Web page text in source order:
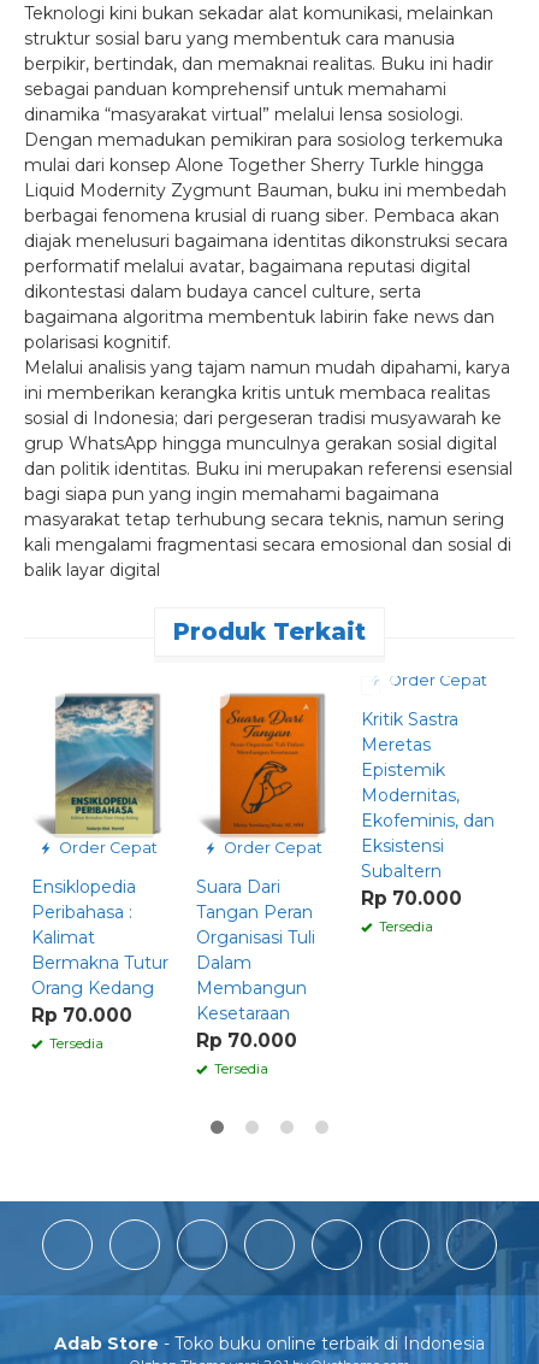
Teknologi kini bukan sekadar alat komunikasi, melainkan
struktur sosial baru yang membentuk cara manusia
berpikir, bertindak, dan memaknai realitas. Buku ini hadir
sebagai panduan komprehensif untuk memahami
dinamika “masyarakat virtual” melalui lensa sosiologi.
Dengan memadukan pemikiran para sosiolog terkemuka
mulai dari konsep Alone Together Sherry Turkle hingga
Liquid Modernity Zygmunt Bauman, buku ini membedah
berbagai fenomena krusial di ruang siber. Pembaca akan
diajak menelusuri bagaimana identitas dikonstruksi secara
performatif melalui avatar, bagaimana reputasi digital
dikontestasi dalam budaya cancel culture, serta
bagaimana algoritma membentuk labirin fake news dan
polarisasi kognitif.
Melalui analisis yang tajam namun mudah dipahami, karya
ini memberikan kerangka kritis untuk membaca realitas
sosial di Indonesia; dari pergeseran tradisi musyawarah ke
grup WhatsApp hingga munculnya gerakan sosial digital
dan politik identitas. Buku ini merupakan referensi esensial
bagi siapa pun yang ingin memahami bagaimana
masyarakat tetap terhubung secara teknis, namun sering
kali mengalami fragmentasi secara emosional dan sosial di
balik layar digital
Produk Terkait
Order Cepat
Ensiklopedia
Peribahasa :
Kalimat
Bermakna Tutur
Orang Kedang
Rp 70.000
Tersedia
Order Cepat
Suara Dari
Tangan Peran
Organisasi Tuli
Dalam
Membangun
Kesetaraan
Rp 70.000
Tersedia
Order Cepat
Kritik Sastra
Meretas
Epistemik
Modernitas,
Ekofeminis, dan
Eksistensi
Subaltern
Rp 70.000
Tersedia
Adab Store - Toko buku online terbaik di Indonesia